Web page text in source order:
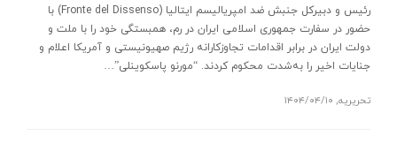
رئیس و دبیرکل جنبش ضد امپریالیسم ایتالیا (Fronte del Dissenso) با
حضور در سفارت جمهوری اسلامی ایران در رم، همبستگی خود را با ملت و
دولت ایران در برابر اقدامات تجاوزکارانه رژیم صهیونیستی و آمریکا اعلام و
جنایات اخیر را به‌شدت محکوم کردند. “مورنو پاسکوینلی”…
تحریریه, ۱۴۰۴/۰۴/۱۰